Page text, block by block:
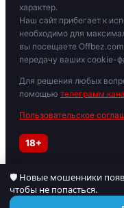
характер.
Наш сайт прибегает к
необходимо для
вы посещаете
передачу ваших cookie-
Для решения любых
помощью телеграмм
Пользовательское
18+
Играйте осторожно. При
специалисту.
🛡 Новые мошенники
чтобы не попасться.